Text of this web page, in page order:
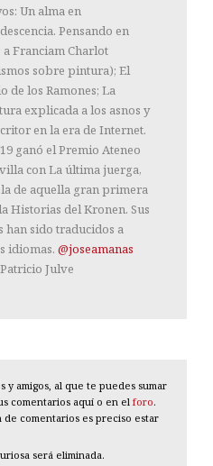
Un alma en
Pensando en
Franciam Charlot
sobre pintura); El
de los Ramones; La
explicada a los asnos y
en la era de Internet.
ganó el Premio Ateneo
con La última juerga,
de aquella gran primera
Historias del Kronen. Sus
han sido traducidos a
idiomas. @joseamanas
Julve
amigos, al que te puedes sumar
comentarios aquí o en el foro.
comentarios es preciso estar
será eliminada.